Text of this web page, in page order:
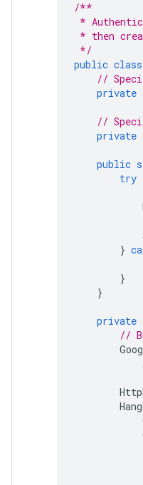
/**
*
* then
*/
public class
//
private
//
private
public
try
}
}
}
private
//